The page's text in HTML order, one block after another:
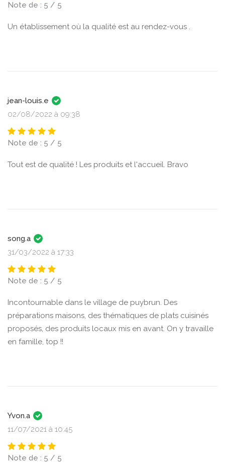
Note de : 5 / 5
Un établissement où la qualité est au rendez-vous .
jean-louis.e
02/08/2022 à 09:38
Note de : 5 / 5
Tout est de qualité ! Les produits et l'accueil. Bravo
song.a
31/03/2022 à 17:33
Note de : 5 / 5
Incontournable dans le village de puybrun. Des
préparations maisons, des thématiques de plats cuisinés
proposés, des produits locaux mis en avant. On y travaille
en famille, top !!
Yvon.a
11/07/2021 à 10:45
Note de : 5 / 5